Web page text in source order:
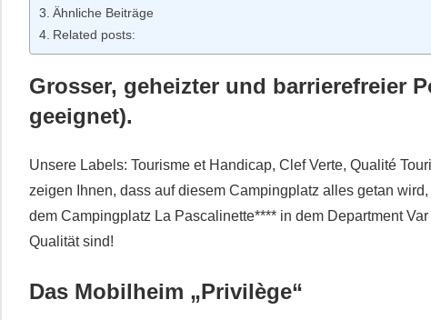
Ähnliche Beiträge
Related posts:
Grosser, geheizter und barrierefreier
geeignet).
Unsere Labels: Tourisme et Handicap, Clef Verte, Qualité
zeigen Ihnen, dass auf diesem Campingplatz alles getan
dem Campingplatz La Pascalinette**** in dem Department
Qualität sind!
Das Mobilheim „Privilège“